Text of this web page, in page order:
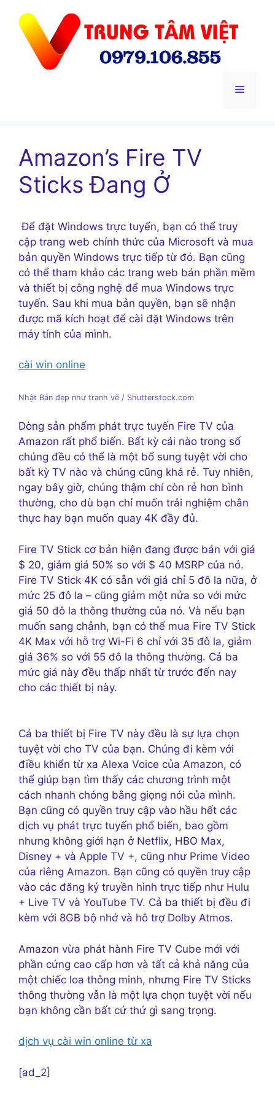
Menu
Amazon’s Fire TV
Sticks Đang Ở
Để đặt Windows trực tuyến, bạn có thể truy
cập trang web chính thức của Microsoft và mua
bản quyền Windows trực tiếp từ đó. Bạn cũng
có thể tham khảo các trang web bán phần mềm
và thiết bị công nghệ để mua Windows trực
tuyến. Sau khi mua bản quyền, bạn sẽ nhận
được mã kích hoạt để cài đặt Windows trên
máy tính của mình.
cài win online
Nhật Bản đẹp như tranh vẽ / Shutterstock.com
Dòng sản phẩm phát trực tuyến Fire TV của
Amazon rất phổ biến. Bất kỳ cái nào trong số
chúng đều có thể là một bổ sung tuyệt vời cho
bất kỳ TV nào và chúng cũng khá rẻ. Tuy nhiên,
ngay bây giờ, chúng thậm chí còn rẻ hơn bình
thường, cho dù bạn chỉ muốn trải nghiệm chân
thực hay bạn muốn quay 4K đầy đủ.
Fire TV Stick cơ bản hiện đang được bán với giá
$ 20, giảm giá 50% so với $ 40 MSRP của nó.
Fire TV Stick 4K có sẵn với giá chỉ 5 đô la nữa, ở
mức 25 đô la – cũng giảm một nửa so với mức
giá 50 đô la thông thường của nó. Và nếu bạn
muốn sang chảnh, bạn có thể mua Fire TV Stick
4K Max với hỗ trợ Wi-Fi 6 chỉ với 35 đô la, giảm
giá 36% so với 55 đô la thông thường. Cả ba
mức giá này đều thấp nhất từ ​​trước đến nay
cho các thiết bị này.
Cả ba thiết bị Fire TV này đều là sự lựa chọn
tuyệt vời cho TV của bạn. Chúng đi kèm với
điều khiển từ xa Alexa Voice của Amazon, có
thể giúp bạn tìm thấy các chương trình một
cách nhanh chóng bằng giọng nói của mình.
Bạn cũng có quyền truy cập vào hầu hết các
dịch vụ phát trực tuyến phổ biến, bao gồm
nhưng không giới hạn ở Netflix, HBO Max,
Disney + và Apple TV +, cũng như Prime Video
của riêng Amazon. Bạn cũng có quyền truy cập
vào các đăng ký truyền hình trực tiếp như Hulu
+ Live TV và YouTube TV. Cả ba thiết bị đều đi
kèm với 8GB bộ nhớ và hỗ trợ Dolby Atmos.
Amazon vừa phát hành Fire TV Cube mới với
phần cứng cao cấp hơn và tất cả khả năng của
một chiếc loa thông minh, nhưng Fire TV Sticks
thông thường vẫn là một lựa chọn tuyệt vời nếu
bạn không cần bất cứ thứ gì sang trọng.
dịch vụ cài win online từ xa
[ad_2]